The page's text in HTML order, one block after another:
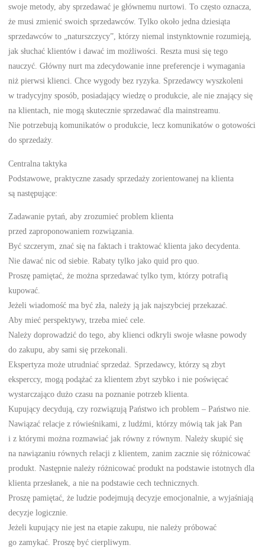
swoje metody, aby sprzedawać je głównemu nurtowi. To często oznacza,
że musi zmienić swoich sprzedawców. Tylko około jedna dziesiąta
sprzedawców to „naturszczycy”, którzy niemal instynktownie rozumieją,
jak słuchać klientów i dawać im możliwości. Reszta musi się tego
nauczyć. Główny nurt ma zdecydowanie inne preferencje i wymagania
niż pierwsi klienci. Chce wygody bez ryzyka. Sprzedawcy wyszkoleni
w tradycyjny sposób, posiadający wiedzę o produkcie, ale nie znający się
na klientach, nie mogą skutecznie sprzedawać dla mainstreamu.
Nie potrzebują komunikatów o produkcie, lecz komunikatów o gotowości
do sprzedaży.
Centralna taktyka
Podstawowe, praktyczne zasady sprzedaży zorientowanej na klienta
są następujące:
Zadawanie pytań, aby zrozumieć problem klienta
przed zaproponowaniem rozwiązania.
Być szczerym, znać się na faktach i traktować klienta jako decydenta.
Nie dawać nic od siebie. Rabaty tylko jako quid pro quo.
Proszę pamiętać, że można sprzedawać tylko tym, którzy potrafią
kupować.
Jeżeli wiadomość ma być zła, należy ją jak najszybciej przekazać.
Aby mieć perspektywy, trzeba mieć cele.
Należy doprowadzić do tego, aby klienci odkryli swoje własne powody
do zakupu, aby sami się przekonali.
Ekspertyza może utrudniać sprzedaż. Sprzedawcy, którzy są zbyt
eksperccy, mogą podążać za klientem zbyt szybko i nie poświęcać
wystarczająco dużo czasu na poznanie potrzeb klienta.
Kupujący decydują, czy rozwiązują Państwo ich problem – Państwo nie.
Nawiązać relacje z rówieśnikami, z ludźmi, którzy mówią tak jak Pan
i z którymi można rozmawiać jak równy z równym. Należy skupić się
na nawiązaniu równych relacji z klientem, zanim zacznie się różnicować
produkt. Następnie należy różnicować produkt na podstawie istotnych dla
klienta przesłanek, a nie na podstawie cech technicznych.
Proszę pamiętać, że ludzie podejmują decyzje emocjonalnie, a wyjaśniają
decyzje logicznie.
Jeżeli kupujący nie jest na etapie zakupu, nie należy próbować
go zamykać. Proszę być cierpliwym.